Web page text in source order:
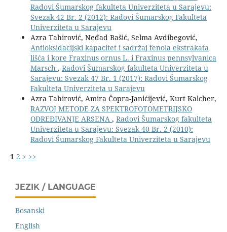
Radovi Šumarskog fakulteta Univerziteta u Sarajevu:
Svezak 42 Br. 2 (2012): Radovi Šumarskog Fakulteta
Univerziteta u Sarajevu
Azra Tahirović, Neđad Bašić, Selma Avdibegović,
Antioksidacijski kapacitet i sadržaj fenola ekstrakata
lišća i kore Fraxinus ornus L. i Fraxinus pennsylvanica
Marsch , Radovi Šumarskog fakulteta Univerziteta u
Sarajevu: Svezak 47 Br. 1 (2017): Radovi Šumarskog
Fakulteta Univerziteta u Sarajevu
Azra Tahirović, Amira Čopra-Janićijević, Kurt Kalcher,
RAZVOJ METODE ZA SPEKTROFOTOMETRIJSKO
ODREĐIVANJE ARSENA , Radovi Šumarskog fakulteta
Univerziteta u Sarajevu: Svezak 40 Br. 2 (2010):
Radovi Šumarskog Fakulteta Univerziteta u Sarajevu
1 2 > >>
JEZIK / LANGUAGE
Bosanski
English